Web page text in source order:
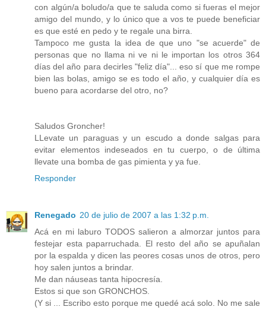
con algún/a boludo/a que te saluda como si fueras el mejor
amigo del mundo, y lo único que a vos te puede beneficiar
es que esté en pedo y te regale una birra.
Tampoco me gusta la idea de que uno "se acuerde" de
personas que no llama ni ve ni le importan los otros 364
días del año para decirles "feliz día"... eso sí que me rompe
bien las bolas, amigo se es todo el año, y cualquier día es
bueno para acordarse del otro, no?
Saludos Groncher!
LLevate un paraguas y un escudo a donde salgas para
evitar elementos indeseados en tu cuerpo, o de última
llevate una bomba de gas pimienta y ya fue.
Responder
Renegado 20 de julio de 2007 a las 1:32 p.m.
Acá en mi laburo TODOS salieron a almorzar juntos para
festejar esta paparruchada. El resto del año se apuñalan
por la espalda y dicen las peores cosas unos de otros, pero
hoy salen juntos a brindar.
Me dan náuseas tanta hipocresía.
Estos si que son GRONCHOS.
(Y si ... Escribo esto porque me quedé acá solo. No me sale